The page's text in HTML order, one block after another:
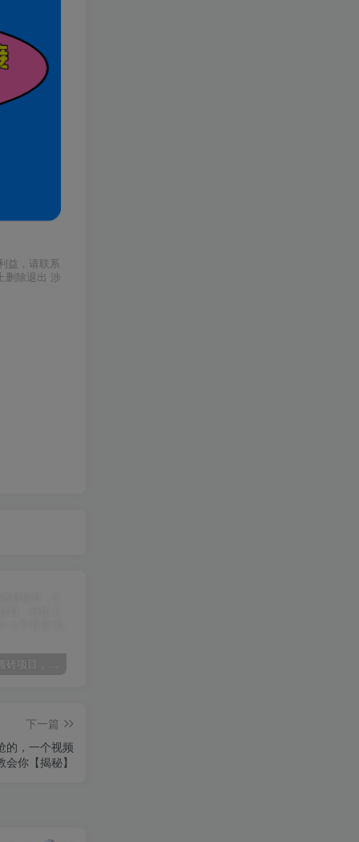
益，请联系
删除退出 涉
某讯游戏搬砖项目，0投入，可以挂机，轻松上手,月入3000+上不封顶
下一篇
的，一个视频
会你【揭秘】